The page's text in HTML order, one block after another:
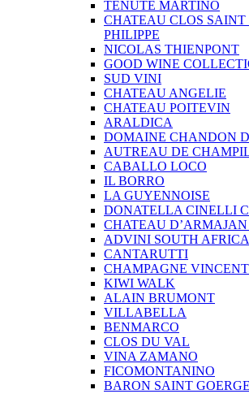
TENUTE MARTINO
CHATEAU CLOS
PHILIPPE
NICOLAS THIENPONT
GOOD WINE
SUD VINI
CHATEAU ANGELIE
CHATEAU POITEVIN
ARALDICA
DOMAINE CHANDON
AUTREAU DE
CABALLO LOCO
IL BORRO
LA GUYENNOISE
DONATELLA CINELLI
CHATEAU D’ARMAJAN
ADVINI SOUTH
CANTARUTTI
CHAMPAGNE
KIWI WALK
ALAIN BRUMONT
VILLABELLA
BENMARCO
CLOS DU VAL
VINA ZAMANO
FICOMONTANINO
BARON SAINT